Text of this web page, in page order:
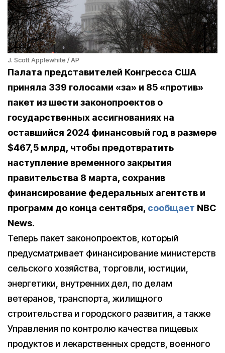
J. Scott Applewhite / AP
Палата представителей Конгресса США
приняла 339 голосами «за» и 85 «против»
пакет из шести законопроектов о
государственных ассигнованиях на
оставшийся 2024 финансовый год в размере
$467,5 млрд, чтобы предотвратить
наступление временного закрытия
правительства 8 марта, сохранив
финансирование федеральных агентств и
программ до конца сентября, сообщает NBC
News.
Теперь пакет законопроектов, который
предусматривает финансирование министерств
сельского хозяйства, торговли, юстиции,
энергетики, внутренних дел, по делам
ветеранов, транспорта, жилищного
строительства и городского развития, а также
Управления по контролю качества пищевых
продуктов и лекарственных средств, военного